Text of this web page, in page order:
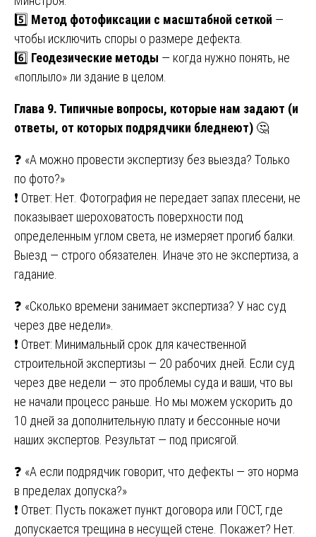
5️⃣ Метод фотофиксации с масштабной сеткой —
чтобы исключить споры о размере дефекта.
6️⃣ Геодезические методы — когда нужно понять, не
«поплыло» ли здание в целом.
Глава 9. Типичные вопросы, которые нам задают (и
ответы, от которых подрядчики бледнеют) 🤔
❓ «А можно провести экспертизу без выезда? Только
по фото?»
❗ Ответ: Нет. Фотография не передает запах плесени, не
показывает шероховатость поверхности под
определенным углом света, не измеряет прогиб балки.
Выезд — строго обязателен. Иначе это не экспертиза, а
гадание.
❓ «Сколько времени занимает экспертиза? У нас суд
через две недели».
❗ Ответ: Минимальный срок для качественной
строительной экспертизы — 20 рабочих дней. Если суд
через две недели — это проблемы суда и ваши, что вы
не начали процесс раньше. Но мы можем ускорить до
10 дней за дополнительную плату и бессонные ночи
наших экспертов. Результат — под присягой.
❓ «А если подрядчик говорит, что дефекты — это норма
в пределах допуска?»
❗ Ответ: Пусть покажет пункт договора или ГОСТ, где
допускается трещина в несущей стене. Покажет? Нет.